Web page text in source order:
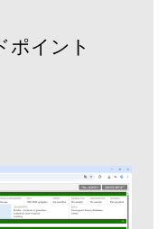
ポイント